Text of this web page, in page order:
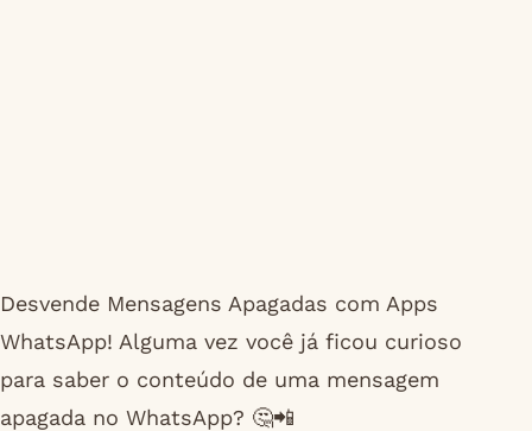
Desvende Mensagens Apagadas com Apps
WhatsApp! Alguma vez você já ficou curioso
para saber o conteúdo de uma mensagem
apagada no WhatsApp? 🤔📲